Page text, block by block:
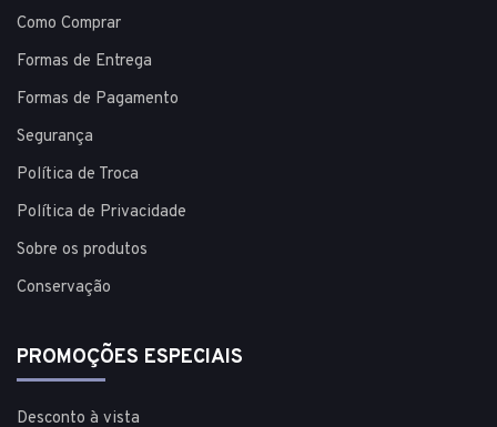
Como Comprar
Formas de Entrega
Formas de Pagamento
Segurança
Política de Troca
Política de Privacidade
Sobre os produtos
Conservação
PROMOÇÕES ESPECIAIS
Desconto à vista